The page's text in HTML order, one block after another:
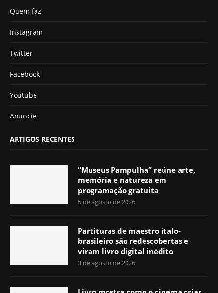
Quem faz
Instagram
Twitter
Facebook
Youtube
Anuncie
ARTIGOS RECENTES
“Museus Pampulha” reúne arte,
memória e natureza em
programação gratuita
5 de agosto de 2026
Partituras de maestro ítalo-
brasileiro são redescobertas e
viram livro digital inédito
3 de agosto de 2026